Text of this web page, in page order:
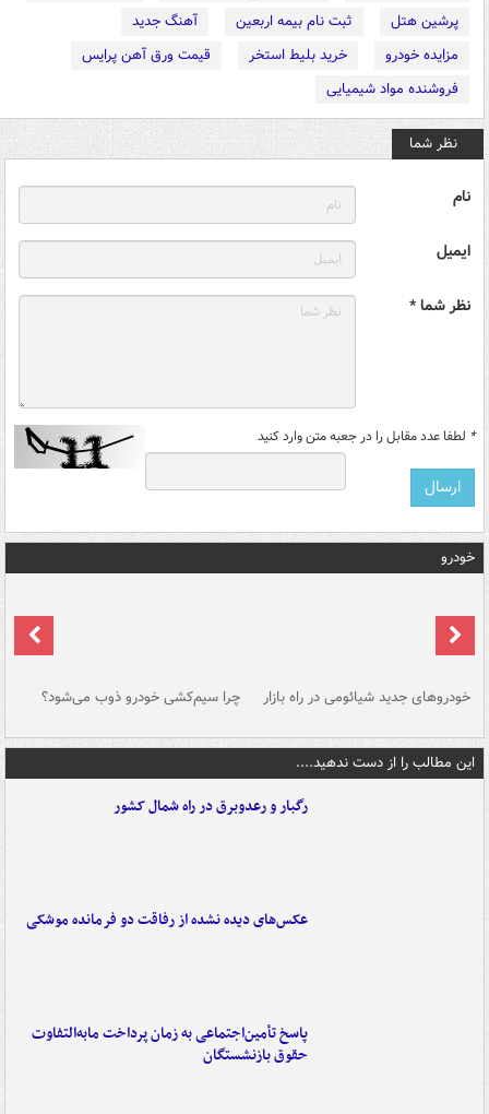
پرشین هتل
ثبت نام بیمه اربعین
آهنگ جدید
مزایده خودرو
خرید بلیط استخر
قیمت ورق آهن پرایس
فروشنده مواد شیمیایی
نظر شما
نام
ایمیل
نظر شما *
* لطفا عدد مقابل را در جعبه متن وارد کنید
خودرو
خودروهای جدید شیائومی در راه بازار چرا سیم‌کشی خودرو ذوب می‌شود؟
این مطالب را از دست ندهید....
رگبار و رعدوبرق در راه شمال کشور
عکس‌های دیده نشده از رفاقت دو فرمانده‌ موشکی
پاسخ تأمین‌اجتماعی به زمان پرداخت مابه‌التفاوت
حقوق بازنشستگان